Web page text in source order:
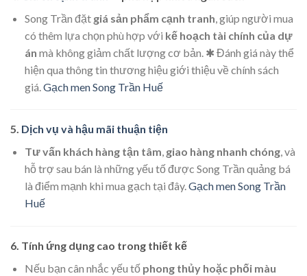
Song Trần đặt giá sản phẩm cạnh tranh , giúp người mua
có thêm lựa chọn phù hợp với kế hoạch tài chính của dự
án mà không giảm chất lượng cơ bản. ✱ Đánh giá này thể
hiện qua thông tin thương hiệu giới thiệu về chính sách
giá. Gạch men Song Trần Huế
5. Dịch vụ và hậu mãi thuận tiện
Tư vấn khách hàng tận tâm, giao hàng nhanh chóng, và
hỗ trợ sau bán là những yếu tố được Song Trần quảng bá
là điểm mạnh khi mua gạch tại đây.Gạch men Song Trần
Huế
6. Tính ứng dụng cao trong thiết kế
Nếu bạn cân nhắc yếu tố phong thủy hoặc phối màu